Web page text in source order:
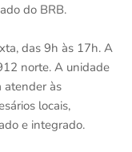
do BRB.
das 9h às 17h. A
norte. A unidade
atender às
locais,
e integrado.